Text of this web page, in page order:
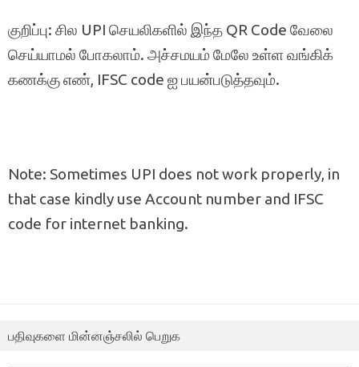
குறிப்பு: சில UPI செயலிகளில் இந்த QR Code வேலை
செய்யாமல் போகலாம். அச்சமயம் மேலே உள்ள வங்கிக்
கணக்கு எண், IFSC code ஐ பயன்படுத்தவும்.
Note: Sometimes UPI does not work properly, in
that case kindly use Account number and IFSC
code for internet banking.
பதிவுகளை மின்னஞ்சலில் பெறுக